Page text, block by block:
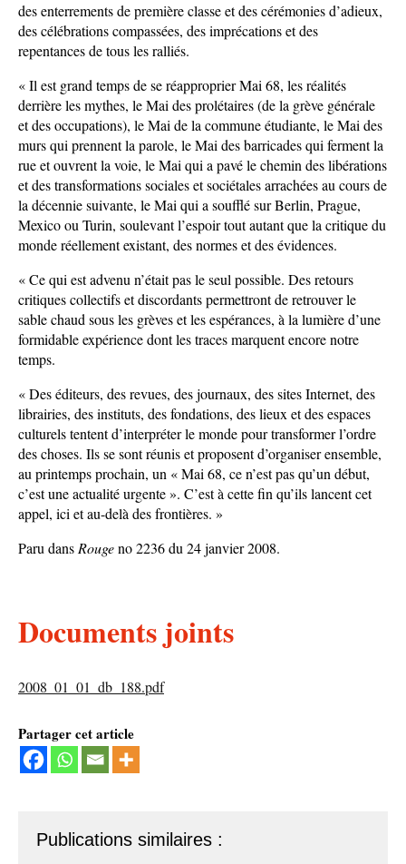
des enterrements de première classe et des cérémonies d’adieux,
des célébrations compassées, des imprécations et des
repentances de tous les ralliés.
« Il est grand temps de se réapproprier Mai 68, les réalités
derrière les mythes, le Mai des prolétaires (de la grève générale
et des occupations), le Mai de la commune étudiante, le Mai des
murs qui prennent la parole, le Mai des barricades qui ferment la
rue et ouvrent la voie, le Mai qui a pavé le chemin des libérations
et des transformations sociales et sociétales arrachées au cours de
la décennie suivante, le Mai qui a soufflé sur Berlin, Prague,
Mexico ou Turin, soulevant l’espoir tout autant que la critique du
monde réellement existant, des normes et des évidences.
« Ce qui est advenu n’était pas le seul possible. Des retours
critiques collectifs et discordants permettront de retrouver le
sable chaud sous les grèves et les espérances, à la lumière d’une
formidable expérience dont les traces marquent encore notre
temps.
« Des éditeurs, des revues, des journaux, des sites Internet, des
librairies, des instituts, des fondations, des lieux et des espaces
culturels tentent d’interpréter le monde pour transformer l’ordre
des choses. Ils se sont réunis et proposent d’organiser ensemble,
au printemps prochain, un « Mai 68, ce n’est pas qu’un début,
c’est une actualité urgente ». C’est à cette fin qu’ils lancent cet
appel, ici et au-delà des frontières. »
Paru dans Rougeno 2236 du 24 janvier 2008.
Documents joints
2008_01_01_db_188.pdf
Partager cet article
Publications similaires :